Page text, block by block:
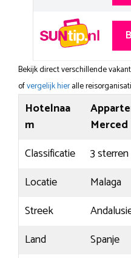
Bekijk direct verschillende
ofvergelijk hieralle
Hotelnaa
m
Merced
Classificatie
3 sterren
Locatie
Malaga
Streek
Land
Spanje